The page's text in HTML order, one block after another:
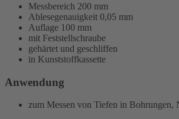
Messbereich 200 mm
Ablesegenauigkeit 0,05 mm
Auflage 100 mm
mit Feststellschraube
gehärtet und geschliffen
in Kunststoffkassette
Anwendung
zum Messen von Tiefen in Bohrungen,